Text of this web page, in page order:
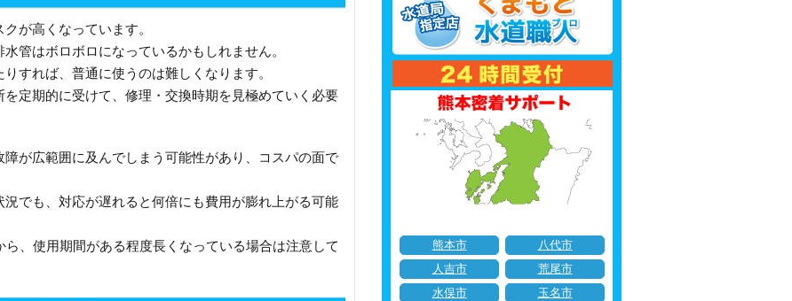
が高くなっています。
管はボロボロになっているかもしれません。
すれば、普通に使うのは難しくなります。
定期的に受けて、修理・交換時期を見極めていく必要
が広範囲に及んでしまう可能性があり、コスパの面で
でも、対応が遅れると何倍にも費用が膨れ上がる可能
ら、使用期間がある程度長くなっている場合は注意して
熊本市
八代市
人吉市
荒尾市
水俣市
玉名市